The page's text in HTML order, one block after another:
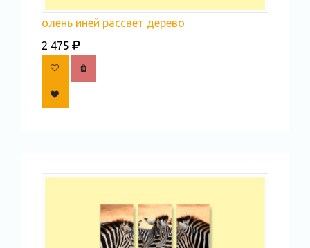
олень иней рассвет дерево
2 475